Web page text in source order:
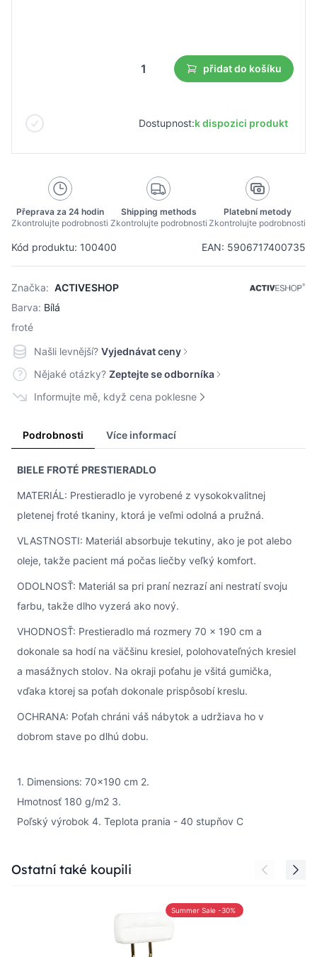
Kód produktu: 100400 EAN: 5906717400735
Značka: ACTIVESHOP
Barva: Bílá
froté
přidat do košíku
Dostupnost:k dispozici produkt
Přeprava za 24 hodin
Zkontrolujte podrobnosti
Shipping methods
Zkontrolujte podrobnosti
Platební metody
Zkontrolujte podrobnosti
Našli levnější? Vyjednávat ceny
Nějaké otázky? Zeptejte se odborníka
Informujte mě, když cena poklesne
Podrobnosti Více informací
BIELE FROTÉ PRESTIERADLO
MATERIÁL: Prestieradlo je vyrobené z vysokokvalitnej
pletenej froté tkaniny, ktorá je veľmi odolná a pružná.
VLASTNOSTI: Materiál absorbuje tekutiny, ako je pot alebo
oleje, takže pacient má počas liečby veľký komfort.
ODOLNOSŤ: Materiál sa pri praní nezrazí ani nestratí svoju
farbu, takže dlho vyzerá ako nový.
VHODNOSŤ: Prestieradlo má rozmery 70 x 190 cm a
dokonale sa hodí na väčšinu kresiel, polohovateľných kresiel
a masážnych stolov. Na okraji poťahu je všitá gumička,
vďaka ktorej sa poťah dokonale prispôsobí kreslu.
OCHRANA: Poťah chráni váš nábytok a udržiava ho v
dobrom stave po dlhú dobu.
1. Dimensions: 70x190 cm 2.
Hmotnosť 180 g/m2 3.
Poľský výrobok 4. Teplota prania - 40 stupňov C
Press to skip carousel
Ostatní také koupili
Summer Sale -30%